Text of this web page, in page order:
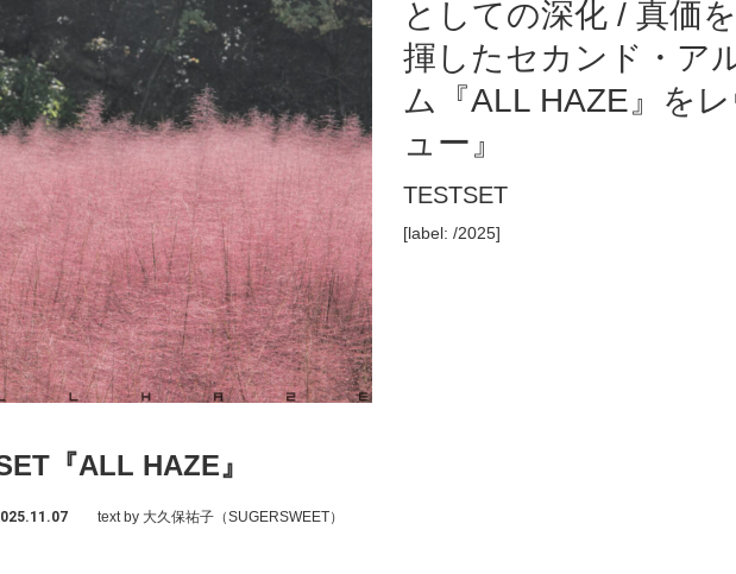
としての深化 / 真価
揮したセカンド・ア
ム『ALL HAZE』を
ュー』
TESTSET
[label: /2025]
『ALL HAZE』
text by 大久保祐子（SUGERSWEET）